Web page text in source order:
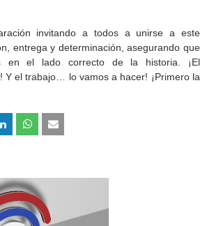
invitando a todos a unirse a este
entrega y determinación, asegurando que
en el lado correcto de la historia. ¡El
Y el trabajo… lo vamos a hacer! ¡Primero la